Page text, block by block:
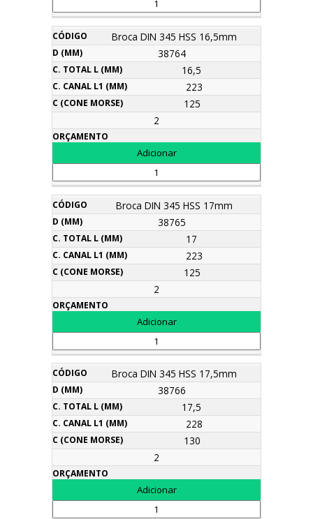
Broca DIN 345 HSS 16,5mm
38764
16,5
223
125
2
Broca DIN 345 HSS 17mm
38765
17
223
125
2
Broca DIN 345 HSS 17,5mm
38766
17,5
228
130
2